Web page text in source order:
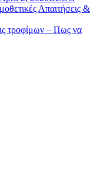
Απαιτήσεις &
τροφίμων – Πως να